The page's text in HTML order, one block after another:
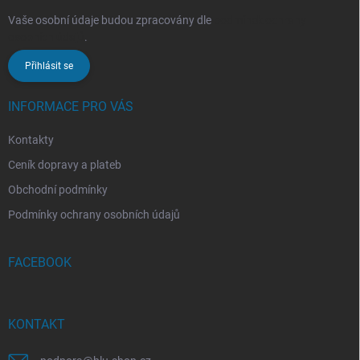
Vaše osobní údaje budou zpracovány dle
.
Přihlásit se
INFORMACE PRO VÁS
Kontakty
Ceník dopravy a plateb
Obchodní podmínky
Podmínky ochrany osobních údajů
FACEBOOK
KONTAKT